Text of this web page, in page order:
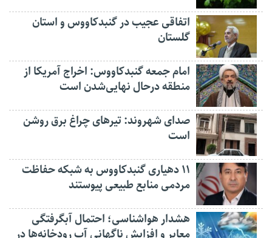
اتفاقی عجیب در‌ گنبدکاووس و استان
گلستان
امام جمعه گنبدکاووس: اخراج آمریکا از
منطقه درحال نهایی‌شدن است
صدای شهروند: تیرهای چراغ برق روشن
است
۱۱ دهیاری گنبدکاووس به شبکه حفاظت
مردمی منابع طبیعی پیوستند
هشدار هواشناسی؛ احتمال آبگرفتگی